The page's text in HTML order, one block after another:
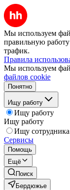
Мы используем
правильную работу
трафик.
Правила
Мы используем
файлов cookie
Понятно
Ищу работу
Ищу работу
Ищу работу
Ищу сотрудника
Сервисы
Помощь
Ещё
Поиск
Бердюжье